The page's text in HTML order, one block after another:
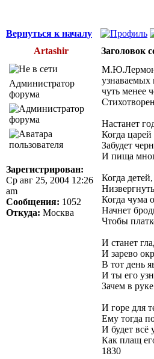
Вернуться к началу
Artashir
Заголовок
Администратор
форума
Зарегистрирован:
Ср авг 25, 2004 12:26
am
Сообщения: 1052
Откуда: Москва
узнаваемых
чуть менее
Настанет
Когда царей
Забудет
И пища
Когда
Когда чума
Начнет
Чтобы
И станет
И зарево
В тот день
И ты его
Зачем в
И горе для
Ему тогда
И будет всё
Как плащ
1830